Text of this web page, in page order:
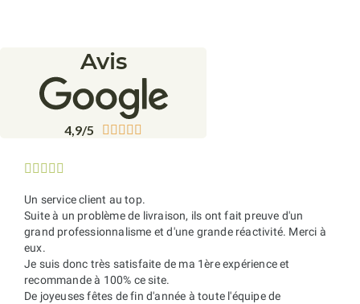
Avis
4,9/5     
    
Un service client au top.
Suite à un problème de livraison, ils ont fait preuve d'un
grand professionnalisme et d'une grande réactivité. Merci à
eux.
Je suis donc très satisfaite de ma 1ère expérience et
recommande à 100% ce site.
De joyeuses fêtes de fin d'année à toute l'équipe de